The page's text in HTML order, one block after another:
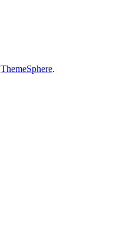
ThemeSphere.